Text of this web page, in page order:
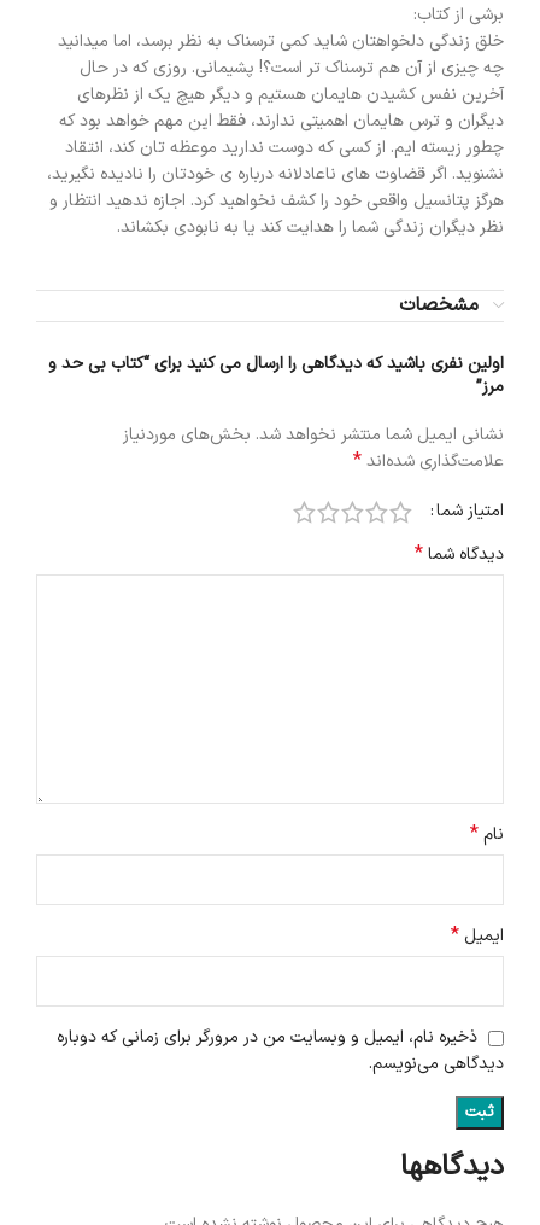
برشی از کتاب:
خلق زندگی دلخواهتان شاید کمی ترسناک به نظر برسد، اما میدانید
چه چیزی از آن هم ترسناک تر است؟! پشیمانی. روزی که در حال
آخرین نفس کشیدن هایمان هستیم و دیگر هیچ یک از نظرهای
دیگران و ترس هایمان اهمیتی ندارند، فقط این مهم خواهد بود که
چطور زیسته ایم. از کسی که دوست ندارید موعظه تان کند، انتقاد
نشنوید. اگر قضاوت های ناعادلانه درباره ی خودتان را نادیده نگیرید،
هرگز پتانسیل واقعی خود را کشف نخواهید کرد. اجازه ندهید انتظار و
نظر دیگران زندگی شما را هدایت کند یا به نابودی بکشاند.
مشخصات
دیدگاهها
اولین نفری باشید که دیدگاهی را ارسال می کنید برای “کتاب بی حد و
مرز”
نشانی ایمیل شما منتشر نخواهد شد. بخش‌های موردنیاز
علامت‌گذاری شده‌اند*
امتیاز شما
دیدگاه شما*
نام*
ایمیل*
ذخیره نام، ایمیل و وبسایت من در مرورگر برای زمانی که دوباره
دیدگاهی می‌نویسم.